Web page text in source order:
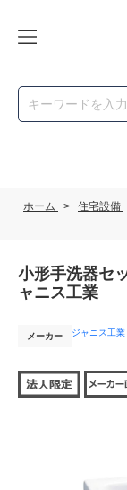
ホーム > 住宅設備
小形手洗器セ
ャニス工業
メーカー ジャニス工業